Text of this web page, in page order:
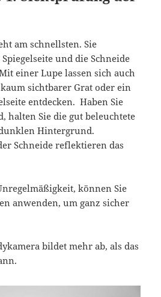
am schnellsten. Sie
und die Schneide
einer Lupe lassen sich auch
sichtbarer Grat oder ein
entdecken. Haben Sie
halten Sie die gut beleuchtete
Hintergrund.
Schneide reflektieren das
können Sie
anwenden, um ganz sicher
bildet mehr ab, als das